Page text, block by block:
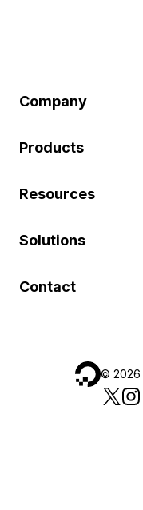
Company
Products
Resources
Solutions
Contact
© 2026